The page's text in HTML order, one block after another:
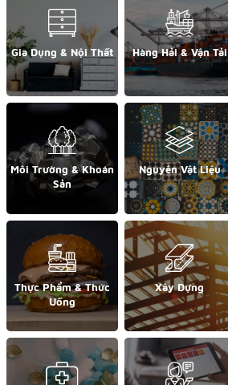
Gia Dụng & Nội Thất Hàng Hải & Vận Tải
Môi Trường & Khoán
Sản
Nguyên Vật Liệu
Thực Phẩm & Thức
Uống
Xây Dựng